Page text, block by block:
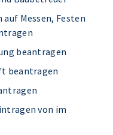
Messen, Festen
beantragen
beantragen
von im